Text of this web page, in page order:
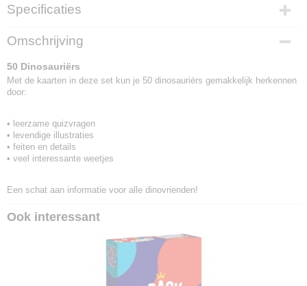
Specificaties
EAN code
8719689883089
Omschrijving
50 Dinosauriërs
Met de kaarten in deze set kun je 50 dinosauriërs gemakkelijk herkennen
door:
• leerzame quizvragen
• levendige illustraties
• feiten en details
• veel interessante weetjes
Een schat aan informatie voor alle dinovrienden!
Ook interessant